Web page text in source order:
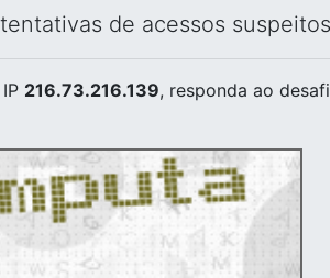
de acessos
216.73.216.139, responda ao